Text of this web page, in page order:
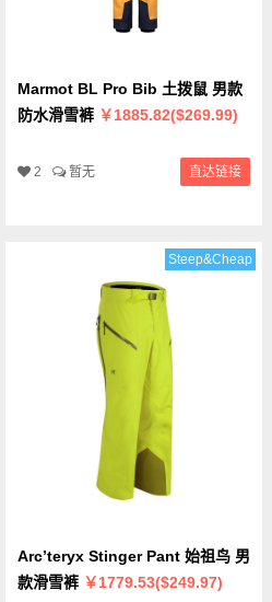
Marmot BL Pro Bib 土拨鼠 男款
防水滑雪裤 ￥1885.82($269.99)
2 暂无 直达链接
Steep&Cheap
Arc’teryx Stinger Pant 始祖鸟 男
款滑雪裤 ￥1779.53($249.97)